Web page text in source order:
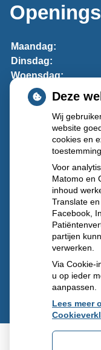
Maandag:
Dinsdag:
Woensdag:
Donderdag:
Vrijdag:
Lukt het niet om uw
Meldt u
Buiten onze
kunt u terecht bij
ziekenhuis)Prins
den IJssel
,
Deze
Wij
website
cookies en
toestemming.
Voor
Matomo en
inhoud
Translate
Facebook,
partijen
verwerken.
Via Cookie-
u op ieder
aanpassen.
Lees meer